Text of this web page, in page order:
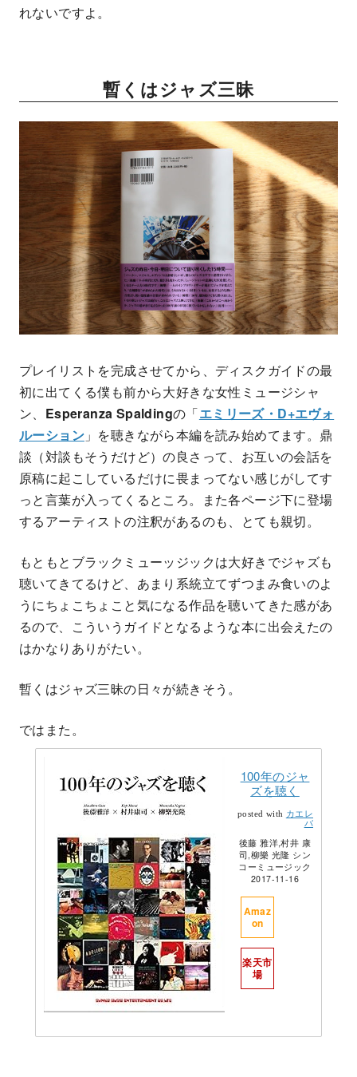
れないですよ。
暫くはジャズ三昧
プレイリストを完成させてから、ディスクガイドの最
初に出てくる僕も前から大好きな女性ミュージシャ
ン、 Esperanza Spaldingの「エミリーズ・D+エヴォ
ルーション 」を聴きながら本編を読み始めてます。鼎
談（対談もそうだけど）の良さって、お互いの会話を
原稿に起こしているだけに畏まってない感じがしてす
っと言葉が入ってくるところ。また各ページ下に登場
するアーティストの注釈があるのも、とても親切。
もともとブラックミューッジックは大好きでジャズも
聴いてきてるけど、あまり系統立てずつまみ食いのよ
うにちょこちょこと気になる作品を聴いてきた感があ
るので、こういうガイドとなるような本に出会えたの
はかなりありがたい。
暫くはジャズ三昧の日々が続きそう。
ではまた。
100年のジャ
ズを聴く
posted with カエレ
バ
後藤 雅洋,村井 康
司,柳樂 光隆 シン
コーミュージック
2017-11-16
Amaz
on
楽天市
場